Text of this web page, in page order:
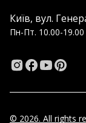
Київ, вул.
Пн-Пт. 10.00-19.00
© 2026. All rights